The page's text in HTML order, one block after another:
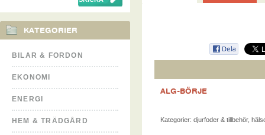
KATEGORIER
BILAR & FORDON
EKONOMI
ENERGI
HEM & TRÄDGÅRD
ALG-BÖRJE
Kategorier: djurfoder & tillbehör,